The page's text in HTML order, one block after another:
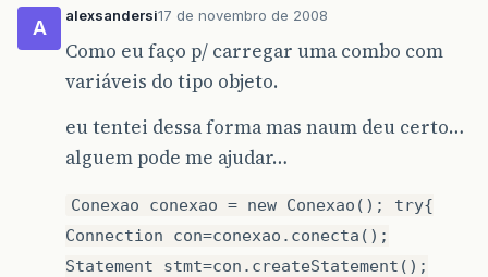
A
alexsandersi17 de novembro de 2008
Como eu faço p/ carregar uma combo com
variáveis do tipo objeto.
eu tentei dessa forma mas naum deu certo…
alguem pode me ajudar…
Conexao conexao = new Conexao(); try{
Connection con=conexao.conecta();
Statement stmt=con.createStatement();